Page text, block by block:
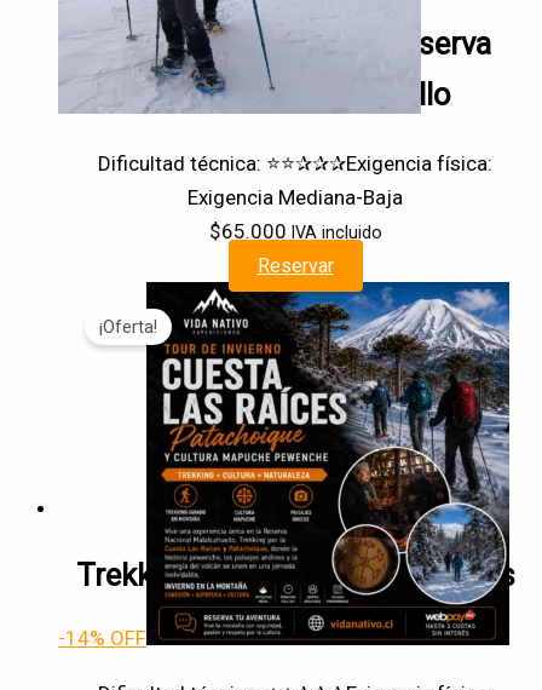
Tour Cráter Navidad, Reserva
Nacional Malalcahuello
Dificultad técnica: ⭐⭐✰✰✰Exigencia física:
Exigencia Mediana-Baja
$65.000 IVA incluido
Reservar
-14% OFF
¡Oferta!
Trekking
Trekking invernal y Cuesta de las
raíces, Arenales